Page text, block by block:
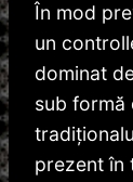
În mod
un
dominat
sub formă
prezent în